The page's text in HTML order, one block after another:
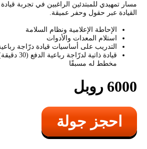
مسار تمهيدي للمبتدئين الراغبين في تجربة
القيادة عبر حقول وحفر عميقة.
الإحاطة الإعلامية ونظام السلامة
استلام المعدات والأدوات
التدريب على أساسيات قيادة درّاجة
قيادة ذاتية
مخطط له مسبقًا
6000 روبل
احجز جولة
3500
رشاش